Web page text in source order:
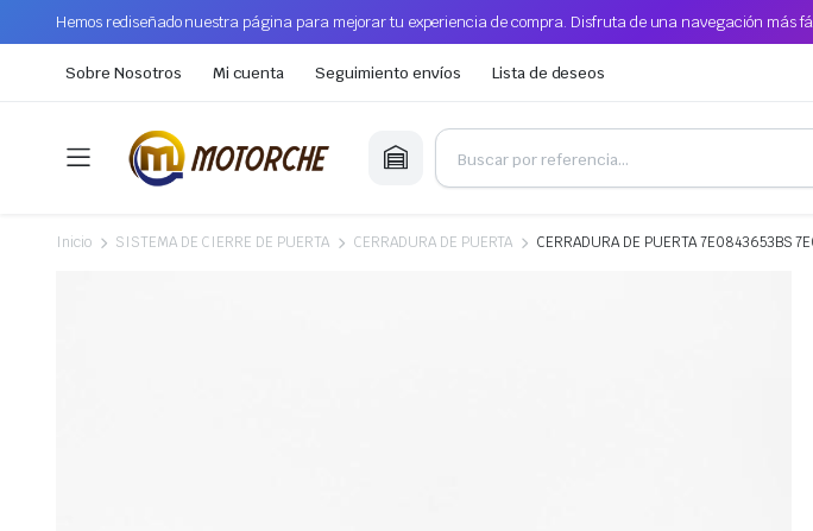
Hemos rediseñado nuestra página para mejorar tu experiencia de compra. Disfruta de una navegación más
Sobre Nosotros Mi cuenta Seguimiento envíos Lista de deseos
Inicio SISTEMA DE CIERRE DE PUERTA CERRADURA DE PUERTA CERRADURA DE PUERTA 7E0843653BS